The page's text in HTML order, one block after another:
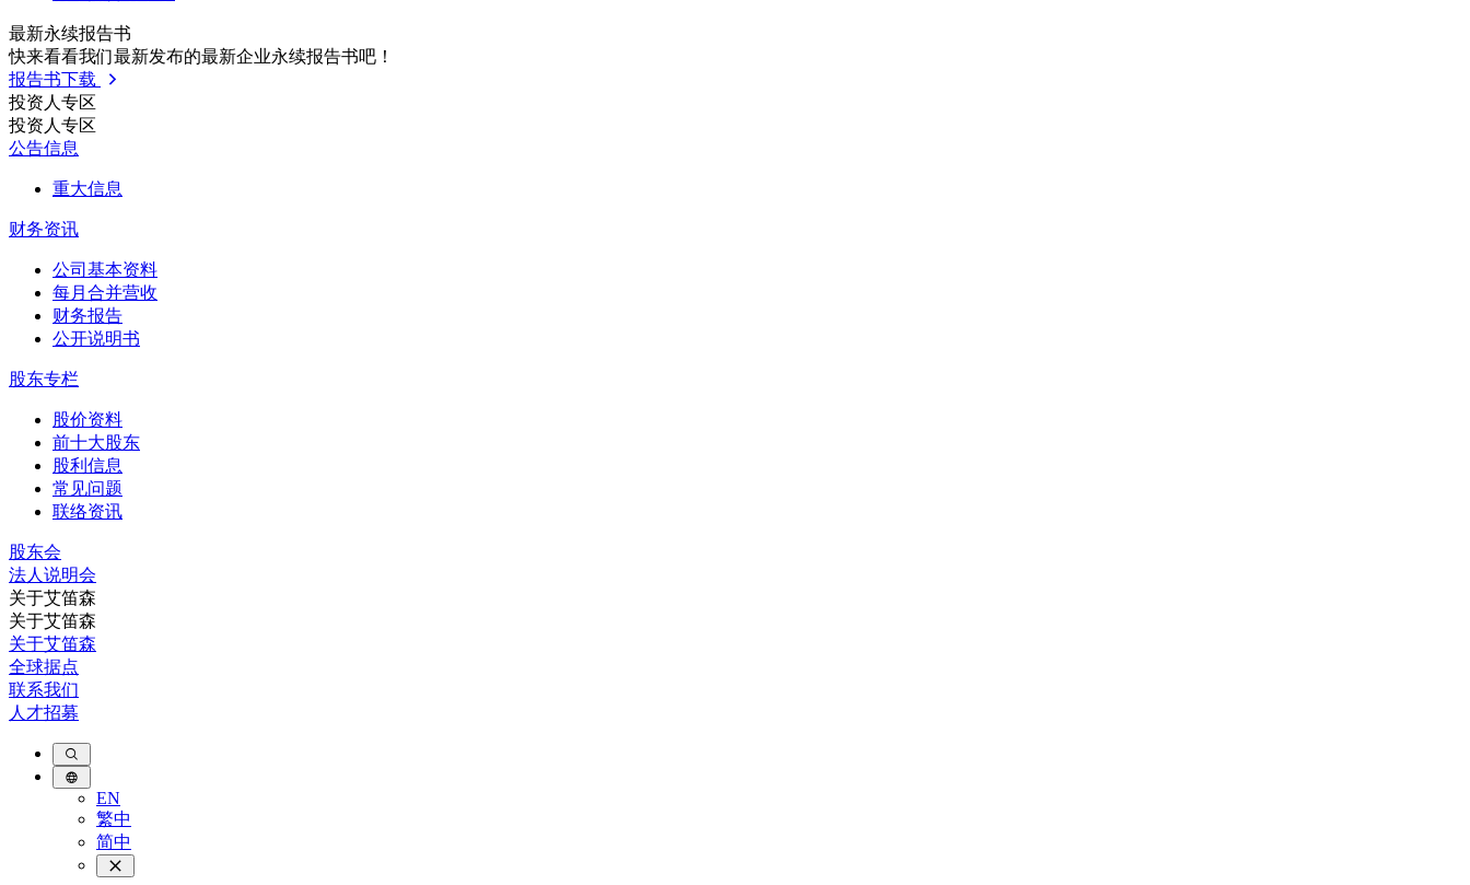
最新永续报告书
快来看看我们最新发布的最新企业永续报告书吧！
报告书下载
投资人专区
投资人专区
公告信息
重大信息
财务资讯
公司基本资料
每月合并营收
财务报告
公开说明书
股东专栏
股价资料
前十大股东
股利信息
常见问题
联络资讯
股东会
法⼈说明会
关于艾笛森
关于艾笛森
关于艾笛森
全球据点
联系我们
人才招募
EN
繁中
简中